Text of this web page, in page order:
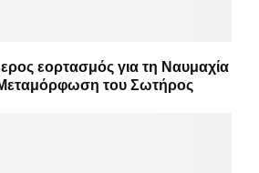
εορτασμός για τη Ναυμαχία
Μεταμόρφωση του Σωτήρος